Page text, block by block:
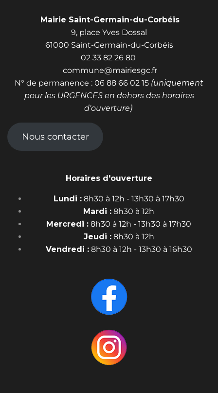
Mairie Saint-Germain-du-Corbéis
9, place Yves Dossal
61000 Saint-Germain-du-Corbéis
02 33 82 26 80
commune@mairiesgc.fr
N° de permanence : 06 88 66 02 15 (uniquement
pour les URGENCES en dehors des horaires
d'ouverture)
Nous contacter
Horaires d'ouverture
Lundi :8h30 à 12h - 13h30 à 17h30
Mardi : 8h30 à 12h
Mercredi : 8h30 à 12h - 13h30 à 17h30
Jeudi :8h30 à 12h
Vendredi :8h30 à 12h - 13h30 à 16h30